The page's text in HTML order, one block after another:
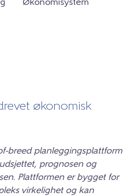
Økonomisystem
økonomisk
breed planleggingsplattform
prognosen og
Plattformen er bygget for
virkelighet og kan